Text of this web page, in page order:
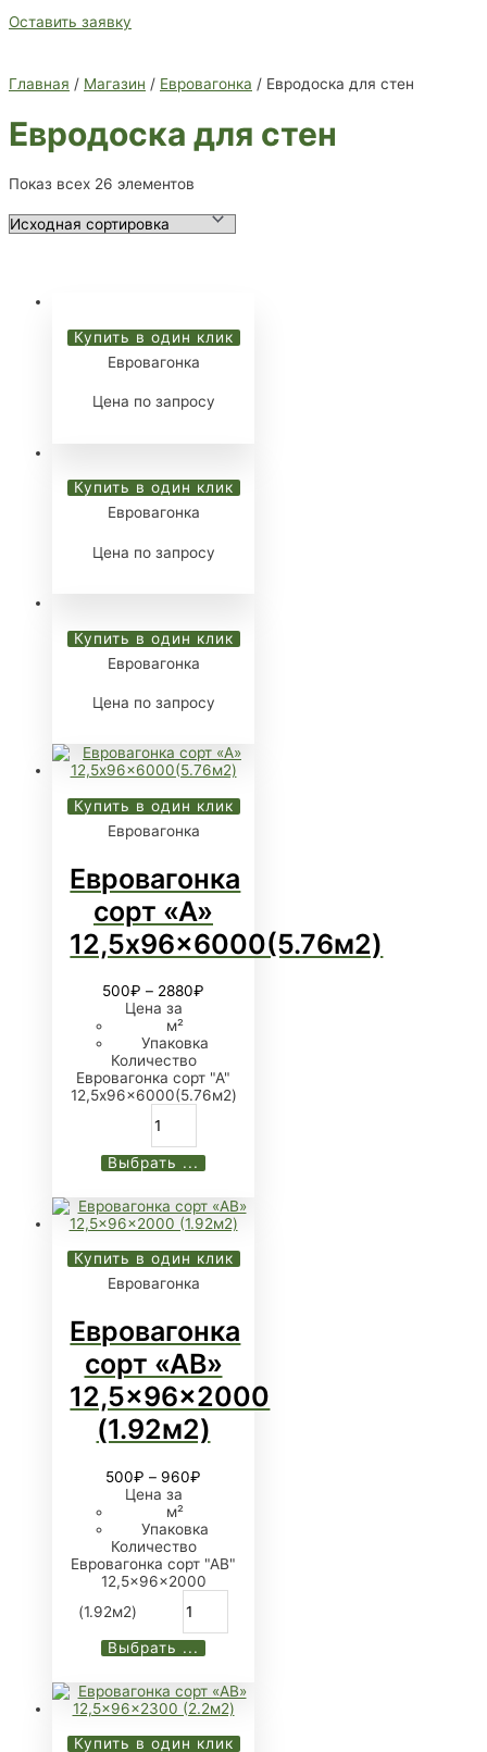
Оставить заявку
Главная / Магазин / Евровагонка / Евродоска для стен
Евродоска для стен
Показ всех 26 элементов
Купить в один клик
Евровагонка
Цена по запросу
Купить в один клик
Евровагонка
Цена по запросу
Купить в один клик
Евровагонка
Цена по запросу
Купить в один клик
Евровагонка
Евровагонка
сорт «А»
12,5x96x6000(5.76м2)
500₽ – 2880₽
Цена за
м²
Упаковка
Количество
Евровагонка сорт "А"
12,5x96x6000(5.76м2)
Выбрать ...
Купить в один клик
Евровагонка
Евровагонка
сорт «АB»
12,5x96x2000
(1.92м2)
500₽ – 960₽
Цена за
м²
Упаковка
Количество
Евровагонка сорт "АB"
12,5x96x2000
(1.92м2)
Выбрать ...
Купить в один клик